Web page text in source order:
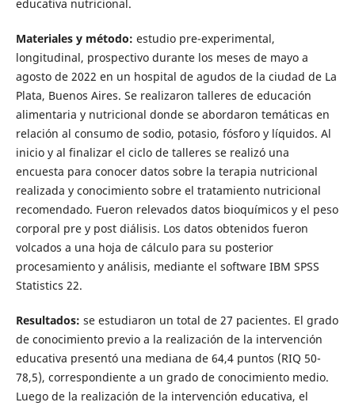
educativa nutricional.
Materiales y método: estudio pre-experimental,
longitudinal, prospectivo durante los meses de mayo a
agosto de 2022 en un hospital de agudos de la ciudad de La
Plata, Buenos Aires. Se realizaron talleres de educación
alimentaria y nutricional donde se abordaron temáticas en
relación al consumo de sodio, potasio, fósforo y líquidos. Al
inicio y al finalizar el ciclo de talleres se realizó una
encuesta para conocer datos sobre la terapia nutricional
realizada y conocimiento sobre el tratamiento nutricional
recomendado. Fueron relevados datos bioquímicos y el peso
corporal pre y post diálisis. Los datos obtenidos fueron
volcados a una hoja de cálculo para su posterior
procesamiento y análisis, mediante el software IBM SPSS
Statistics 22.
Resultados: se estudiaron un total de 27 pacientes. El grado
de conocimiento previo a la realización de la intervención
educativa presentó una mediana de 64,4 puntos (RIQ 50-
78,5), correspondiente a un grado de conocimiento medio.
Luego de la realización de la intervención educativa, el